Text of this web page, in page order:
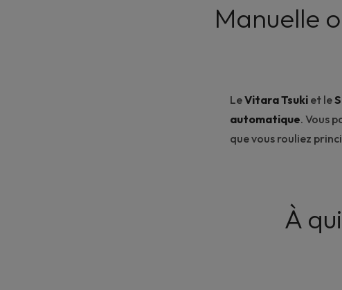
Manuelle
LeVitara Tsuki et le
automatique. Vous
que vous rouliez
À